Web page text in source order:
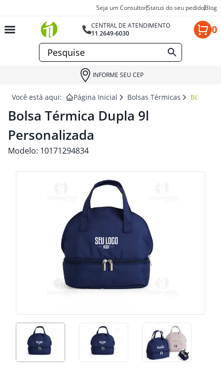
Seja um ConsultorStatus do seu pedidoBlog
CENTRAL DE ATENDIMENTO
11 2649-6030
0
INFORME SEU CEP
Você está aqui: Página Inicial Bolsas Térmicas BOLSA
Bolsa Térmica Dupla 9l
Personalizada
Modelo: 10171294834